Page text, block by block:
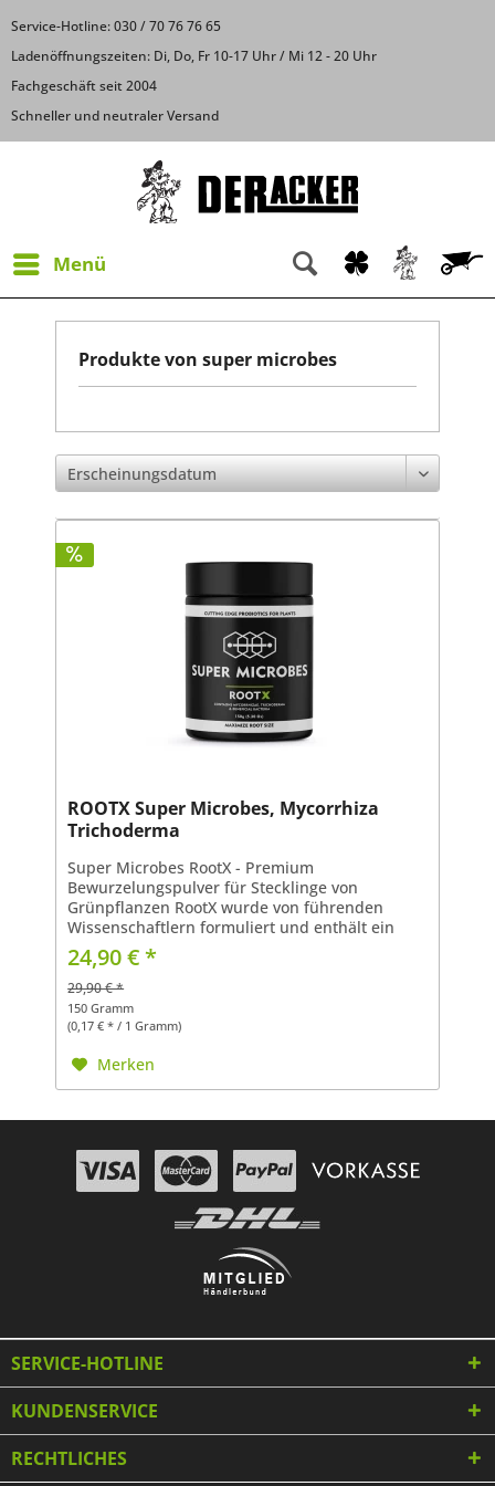
Service-Hotline: 030 / 70 76 76 65
Ladenöffnungszeiten: Di, Do, Fr 10-17 Uhr / Mi 12 - 20 Uhr
Fachgeschäft seit 2004
Schneller und neutraler Versand
Menü
Produkte von super microbes
ROOTX Super Microbes, Mycorrhiza
Trichoderma
Super Microbes RootX - Premium
Bewurzelungspulver für Stecklinge von
Grünpflanzen RootX wurde von führenden
Wissenschaftlern formuliert und enthält ein
Konsortium aus 16 nützlichen Mikroben speziell
für knospende Pflanzen, die dabei...
24,90 € *
29,90 € *
150 Gramm
(0,17 € * / 1 Gramm)
Merken
SERVICE-HOTLINE
KUNDENSERVICE
RECHTLICHES